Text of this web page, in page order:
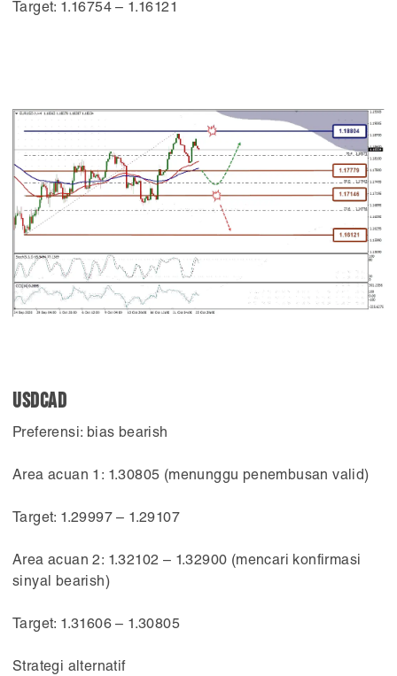
Target: 1.16754 – 1.16121
USDCAD
Preferensi: bias bearish
Area acuan 1: 1.30805 (menunggu penembusan valid)
Target: 1.29997 – 1.29107
Area acuan 2: 1.32102 – 1.32900 (mencari konfirmasi
sinyal bearish)
Target: 1.31606 – 1.30805
Strategi alternatif